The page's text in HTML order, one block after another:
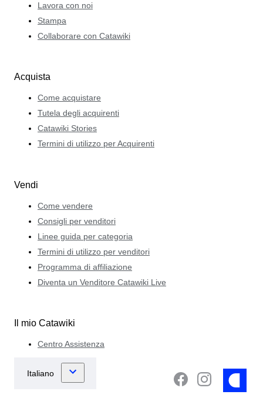
Lavora con noi
Stampa
Collaborare con Catawiki
Acquista
Come acquistare
Tutela degli acquirenti
Catawiki Stories
Termini di utilizzo per Acquirenti
Vendi
Come vendere
Consigli per venditori
Linee guida per categoria
Termini di utilizzo per venditori
Programma di affiliazione
Diventa un Venditore Catawiki Live
Il mio Catawiki
Centro Assistenza